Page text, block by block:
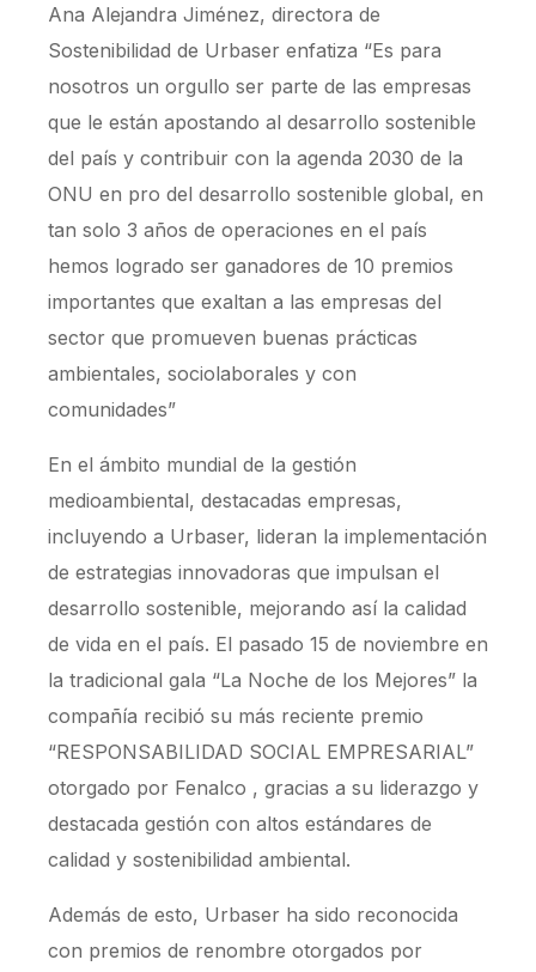
Ana Alejandra Jiménez, directora de
Sostenibilidad de Urbaser enfatiza “Es para
nosotros un orgullo ser parte de las empresas
que le están apostando al desarrollo sostenible
del país y contribuir con la agenda 2030 de la
ONU en pro del desarrollo sostenible global, en
tan solo 3 años de operaciones en el país
hemos logrado ser ganadores de 10 premios
importantes que exaltan a las empresas del
sector que promueven buenas prácticas
ambientales, sociolaborales y con
comunidades”
En el ámbito mundial de la gestión
medioambiental, destacadas empresas,
incluyendo a Urbaser, lideran la implementación
de estrategias innovadoras que impulsan el
desarrollo sostenible, mejorando así la calidad
de vida en el país. El pasado 15 de noviembre en
la tradicional gala “La Noche de los Mejores” la
compañía recibió su más reciente premio
“RESPONSABILIDAD SOCIAL EMPRESARIAL”
otorgado por Fenalco , gracias a su liderazgo y
destacada gestión con altos estándares de
calidad y sostenibilidad ambiental.
Además de esto, Urbaser ha sido reconocida
con premios de renombre otorgados por